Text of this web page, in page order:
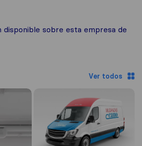
disponible sobre esta empresa de
Ver todos